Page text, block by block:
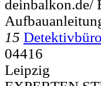
deinbalkon.de/
15
04416
Leipzig